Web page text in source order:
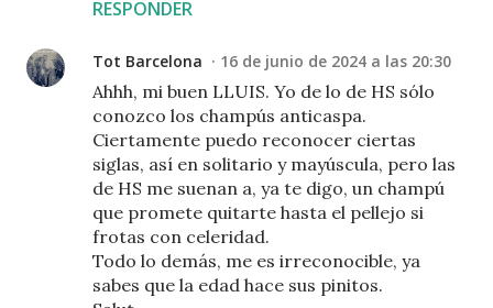
RESPONDER
Tot Barcelona 16 de junio de 2024 a las 20:30
Ahhh, mi buen LLUIS. Yo de lo de HS sólo
conozco los champús anticaspa.
Ciertamente puedo reconocer ciertas
siglas, así en solitario y mayúscula, pero las
de HS me suenan a, ya te digo, un champú
que promete quitarte hasta el pellejo si
frotas con celeridad.
Todo lo demás, me es irreconocible, ya
sabes que la edad hace sus pinitos.